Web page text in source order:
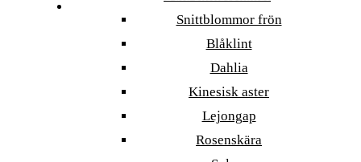
Snittblommor frön
Blåklint
Dahlia
Kinesisk aster
Lejongap
Rosenskära